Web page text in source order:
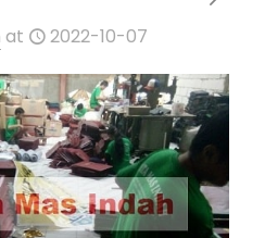
at 2022-10-07